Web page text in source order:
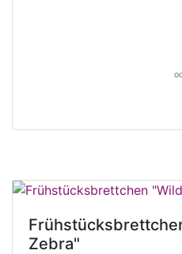
Zebra"